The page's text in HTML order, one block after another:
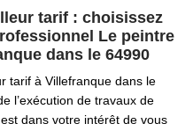
tarif : choisissez
Le peintre
dans le 64990
tarif à Villefranque dans le
l’exécution de travaux de
dans votre intérêt de vous